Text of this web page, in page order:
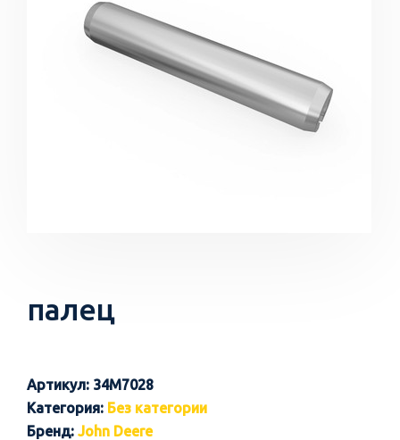
палец
Артикул: 34M7028
Категория: Без категории
Бренд: John Deere